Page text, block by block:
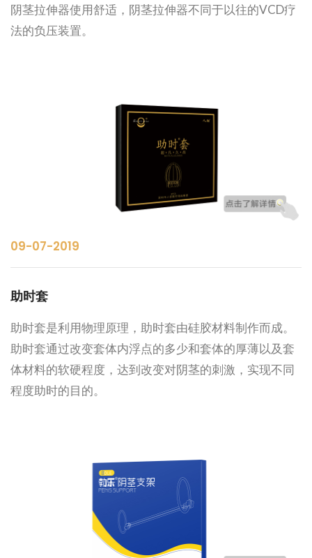
阴茎拉伸器使用舒适，阴茎拉伸器不同于以往的VCD疗
法的负压装置。
09-07-2019
助时套
助时套是利用物理原理，助时套由硅胶材料制作而成。
助时套通过改变套体内浮点的多少和套体的厚薄以及套
体材料的软硬程度，达到改变对阴茎的刺激，实现不同
程度助时的目的。